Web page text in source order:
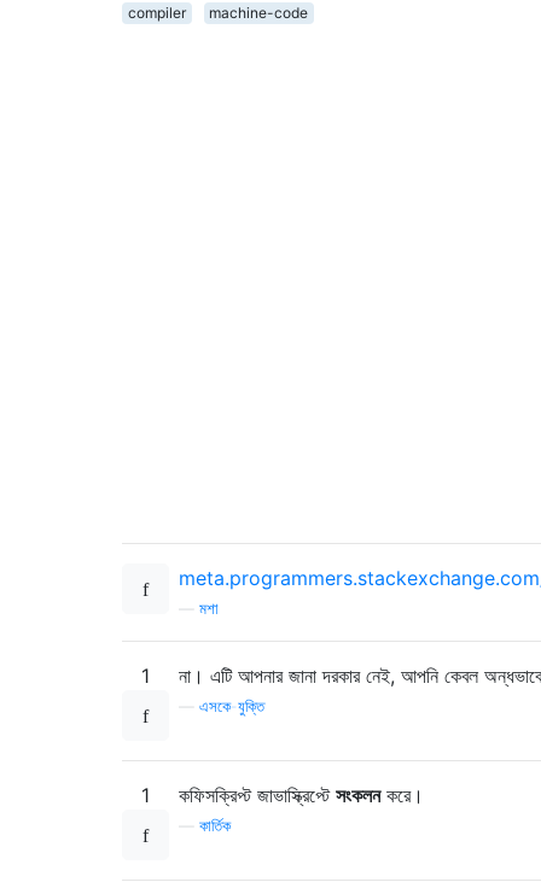
compiler machine-code
মশা
1 না। এটি আপনার জানা দরকার নেই, আপনি কেবল
এসকে-যুক্তি
1 কফিসক্রিপ্ট জাভাস্ক্রিপ্টে সংকলনকরে।
কার্তিক